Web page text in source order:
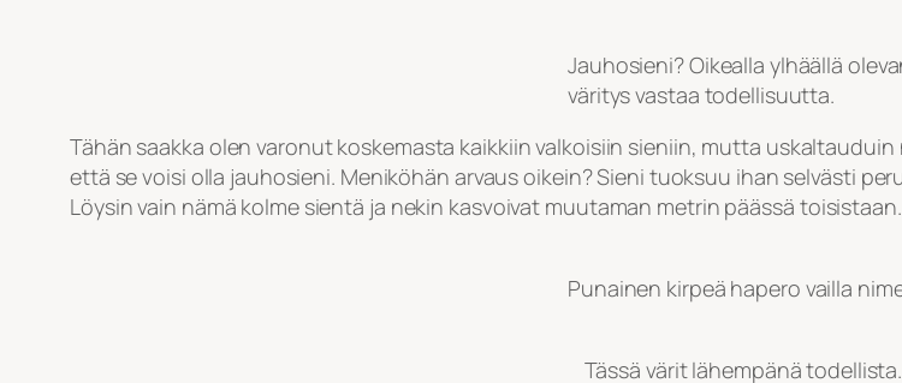
Jauhosieni? Oikealla ylhäällä
väritys vastaa todellisuutta.
Tähän saakka olen varonut koskemasta kaikkiin valkoisiin sieniin, mutta
että se voisi olla jauhosieni. Meniköhän arvaus oikein? Sieni tuoksuu ihan selvästi
Löysin vain nämä kolme sientä ja nekin kasvoivat muutaman metrin päässä toisistaan.
Punainen kirpeä hapero vailla
Tässä värit lähempänä